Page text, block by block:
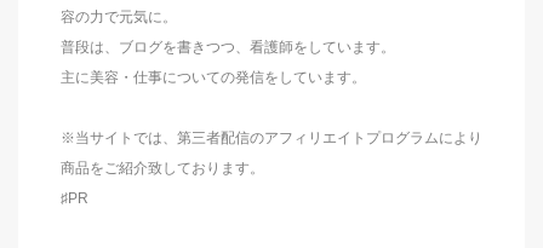
容の力で元気に。
普段は、ブログを書きつつ、看護師をしています。
主に美容・仕事についての発信をしています。
※当サイトでは、第三者配信のアフィリエイトプログラムにより
商品をご紹介致しております。
♯PR